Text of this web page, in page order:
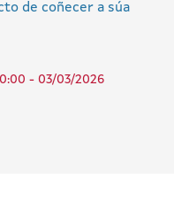
de coñecer a súa
- 03/03/2026